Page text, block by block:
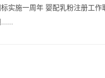
实施一周年 婴配乳粉注册工作